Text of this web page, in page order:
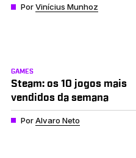
PorVinícius Munhoz
GAMES
Steam: os 10 jogos mais
vendidos da semana
PorAlvaro Neto